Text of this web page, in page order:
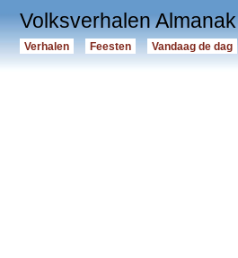
Volksverhalen Almanak
Verhalen Feesten Vandaag de dag